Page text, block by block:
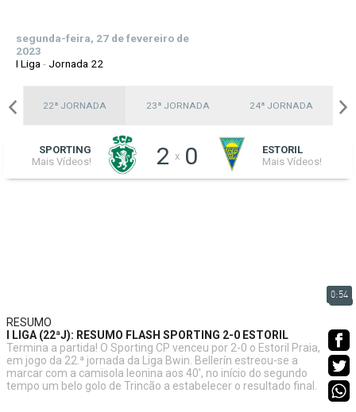
segunda-feira, 27 de fevereiro de
2023
I Liga -Jornada 22
22ª JORNADA 23ª JORNADA 24ª JORNADA
SPORTING
Mais Vídeos!
2 x 0
ESTORIL
Mais Vídeos!
0:54
RESUMO
I LIGA (22ªJ): RESUMO FLASH SPORTING 2-0 ESTORIL
Termina a partida! O Sporting CP venceu por 2-0 o Estoril Praia,
em jogo da 22.ª jornada da Liga Bwin. Bellerín estreou-se a
marcar com a camisola leonina aos 40', no início do segundo
tempo um belo golo de Trincão a estabelecer o resultado final.